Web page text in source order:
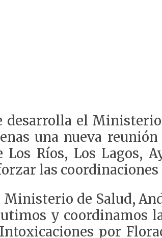
desarrolla el
una nueva
Ríos, Los Lagos,
las
Ministerio de Salud,
y coordinamos
por